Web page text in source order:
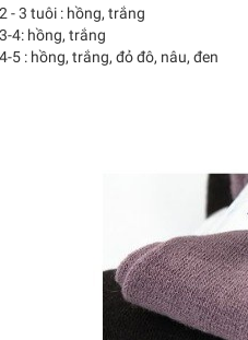
- 3 tuôi : hồng, trắng
4: hồng, trắng
5 : hồng, trắng, đỏ đô, nâu, đen